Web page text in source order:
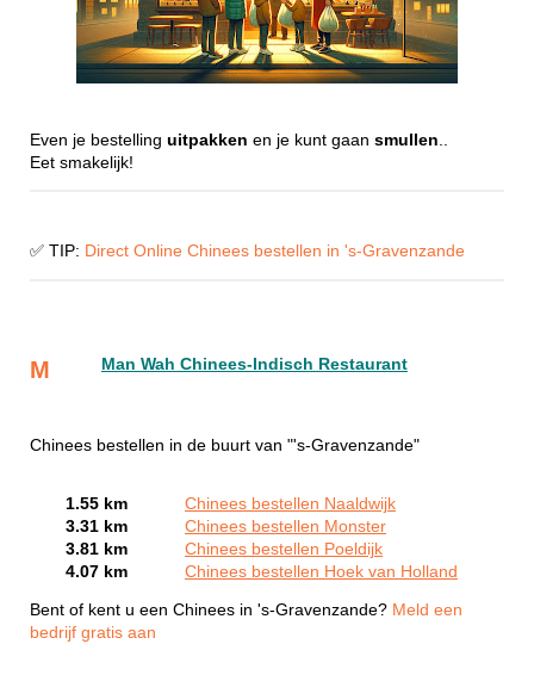
Even je bestelling uitpakken en je kunt gaan smullen
Eet smakelijk!
✅ TIP: Direct Online Chinees bestellen in 's-Gravenzande
M Man Wah Chinees-Indisch Restaurant
Chinees bestellen in de buurt van "'s-Gravenzande"
1.55 km
Chinees bestellen Naaldwijk
3.31 km
Chinees bestellen Monster
3.81 km
Chinees bestellen Poeldijk
4.07 km
Chinees bestellen Hoek van Holland
Bent of kent u een Chinees in 's-Gravenzande? Meld een
bedrijf gratis aan